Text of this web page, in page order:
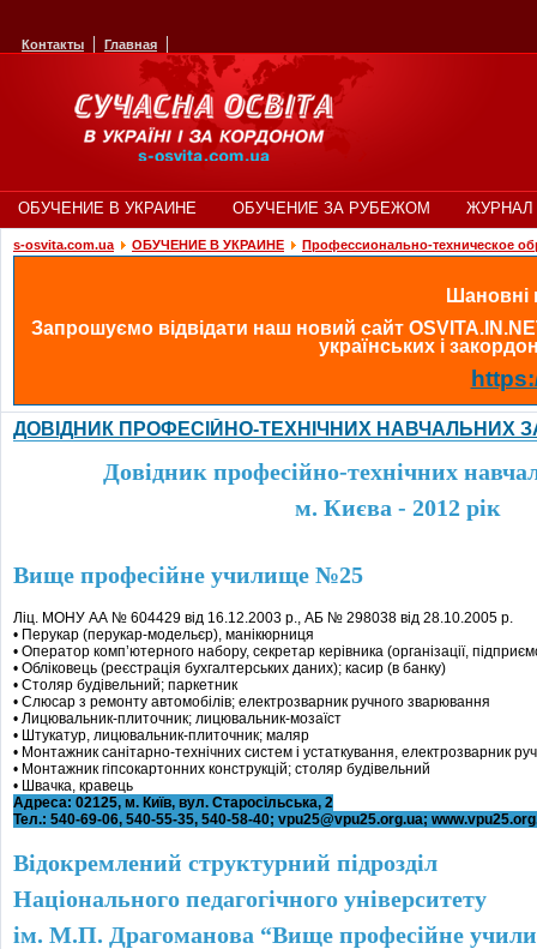
Контакты Главная
ОБУЧЕНИЕ В УКРАИНЕ ОБУЧЕНИЕ ЗА РУБЕЖОМ ЖУРНАЛ
s-osvita.com.ua ОБУЧЕНИЕ В УКРАИНЕ Профессионально-техническое
Шановні
Запрошуємо відвідати наш новий сайт
українських і
ДОВІДНИК ПРОФЕСІЙНО-ТЕХНІЧНИХ НАВЧАЛЬНИХ
Довідник професійно-технічних
м. Києва - 2012 рік
Вище професійне училище №25
Ліц. МОНУ АА № 604429 від 16.12.2003 р., АБ № 298038 від 28.10.2005 р.
• Перукар (перукар-модельєр), манікюрниця
• Оператор комп’ютерного набору, секретар керівника (організації,
• Обліковець (реєстрація бухгалтерських даних); касир (в банку)
• Столяр будівельний; паркетник
• Слюсар з ремонту автомобілів; електрозварник ручного зварювання
• Лицювальник-плиточник; лицювальник-мозаїст
• Штукатур, лицювальник-плиточник; маляр
• Монтажник санітарно-технічних систем і устаткування, електрозварник
• Монтажник гіпсокартонних конструкцій; столяр будівельний
• Швачка, кравець
Адреса: 02125, м. Київ, вул. Старосільська, 2
Тел.: 540-69-06, 540-55-35, 540-58-40; vpu25@vpu25.org.ua;
Відокремлений структурний підрозділ
Національного педагогічного університету
ім. М.П. Драгоманова “Вище професійне